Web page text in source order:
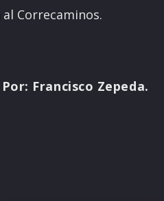
Correcaminos.
Por: Francisco Zepeda.